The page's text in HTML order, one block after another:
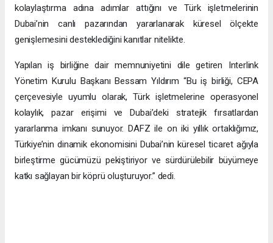
kolaylaştırma adına adımlar attığını ve Türk işletmelerinin
Dubai’nin canlı pazarından yararlanarak küresel ölçekte
genişlemesini desteklediğini kanıtlar nitelikte.
Yapılan iş birliğine dair memnuniyetini dile getiren Interlink
Yönetim Kurulu Başkanı Bessam Yıldırım “Bu iş birliği, CEPA
çerçevesiyle uyumlu olarak, Türk işletmelerine operasyonel
kolaylık, pazar erişimi ve Dubai’deki stratejik fırsatlardan
yararlanma imkanı sunuyor. DAFZ ile on iki yıllık ortaklığımız,
Türkiye’nin dinamik ekonomisini Dubai’nin küresel ticaret ağıyla
birleştirme gücümüzü pekiştiriyor ve sürdürülebilir büyümeye
katkı sağlayan bir köprü oluşturuyor.” dedi.